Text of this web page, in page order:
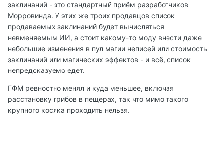
заклинаний - это стандартный приём разработчиков
Морровинда. У этих же троих продавцов список
продаваемых заклинаний будет вычисляться
невменяемым ИИ, а стоит какому-то моду внести даже
небольшие изменения в пул магии неписей или стоимость
заклинаний или магических эффектов - и всё, список
непредсказуемо едет.
ГФМ ревностно менял и куда меньшее, включая
расстановку грибов в пещерах, так что мимо такого
крупного косяка проходить нельзя.